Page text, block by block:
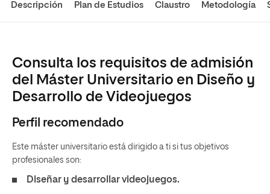
Descripción Plan de Estudios Claustro Metodología
Consulta los requisitos de admisión
del Máster Universitario en Diseño y
Desarrollo de Videojuegos
Perfil recomendado
Este máster universitario está dirigido a ti si tus objetivos
profesionales son:
Diseñar y desarrollar videojuegos.